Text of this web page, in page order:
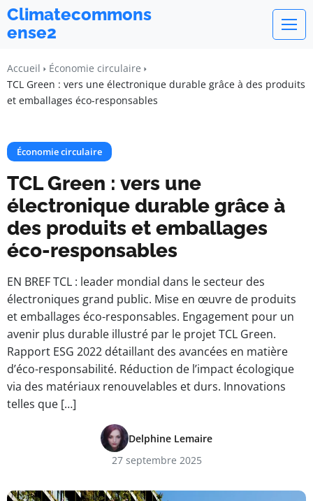
Climatecommons
ense2
Accueil
Économie circulaire
TCL Green : vers une électronique durable grâce à des produits
et emballages éco-responsables
Économie circulaire
TCL Green : vers une
électronique durable grâce à
des produits et emballages
éco-responsables
EN BREF TCL : leader mondial dans le secteur des
électroniques grand public. Mise en œuvre de produits
et emballages éco-responsables. Engagement pour un
avenir plus durable illustré par le projet TCL Green.
Rapport ESG 2022 détaillant des avancées en matière
d’éco-responsabilité. Réduction de l’impact écologique
via des matériaux renouvelables et durs. Innovations
telles que […]
Delphine Lemaire
27 septembre 2025